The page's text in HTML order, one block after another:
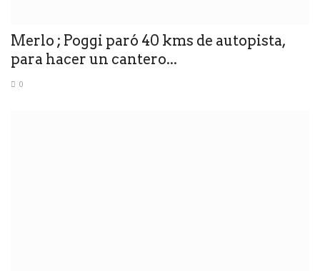
Merlo ; Poggi paró 40 kms de autopista,
para hacer un cantero...
0